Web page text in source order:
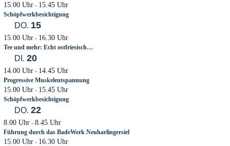
15.00 Uhr- 15.45 Uhr
Schöpfwerkbesichtigung
DO. 15
15.00 Uhr- 16.30 Uhr
Tee und mehr: Echt ostfriesisch…
DI. 20
14.00 Uhr- 14.45 Uhr
Progressive Muskelentspannung
15.00 Uhr- 15.45 Uhr
Schöpfwerkbesichtigung
DO. 22
8.00 Uhr- 8.45 Uhr
Führung durch das BadeWerk Neuharlingersiel
15.00 Uhr- 16.30 Uhr